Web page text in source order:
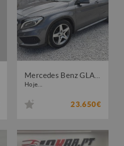
Hoje...
23.650€